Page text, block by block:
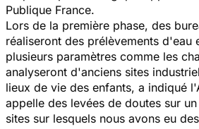
Publique France.
Lors de la première phase, des
réaliseront des prélèvements d'eau
plusieurs paramètres comme les
analyseront d'anciens sites
lieux de vie des enfants, a indiqué
appelle des levées de doutes sur
sites sur lesquels nous avons eu